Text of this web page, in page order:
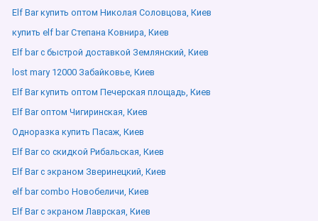
Elf Bar купить оптом Николая Соловцова, Киев
купить elf bar Степана Ковнира, Киев
Elf bar с быстрой доставкой Землянский, Киев
lost mary 12000 Забайковье, Киев
Elf Bar купить оптом Печерская площадь, Киев
Elf Bar оптом Чигиринская, Киев
Одноразка купить Пасаж, Киев
Elf Bar со скидкой Рибальская, Киев
Elf Bar с экраном Зверинецкий, Киев
elf bar combo Новобеличи, Киев
Elf Bar с экраном Лаврская, Киев